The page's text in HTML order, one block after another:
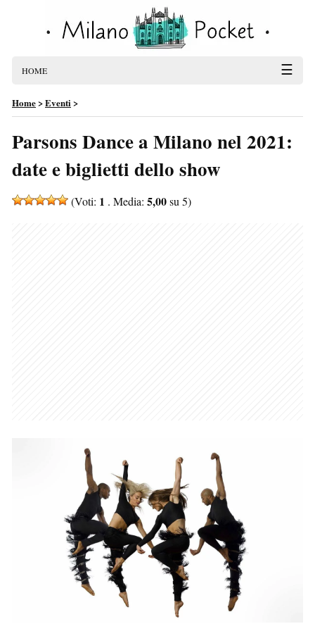
HOME ☰
Home>Eventi>
Parsons Dance a Milano nel 2021:
date e biglietti dello show
(Voti: 1 . Media: 5,00su 5)